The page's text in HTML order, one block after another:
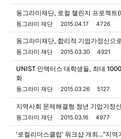
동그라미재단, 로컬 챌린지 프로젝트
동그라미 재단 2015.04.17 4726
동그라미재단, 합리적 기업가정신으
동그라미 재단 2015.03.30 4921
UNIST 인액터스 대학생들, 최대
화
동그라미 재단 2015.03.26 5127
지역사회 문제해결형 청년 기업가정
동그라미 재단 2015.03.16 4977
'로컬리더스클럽' 워크샵 개최…"지역